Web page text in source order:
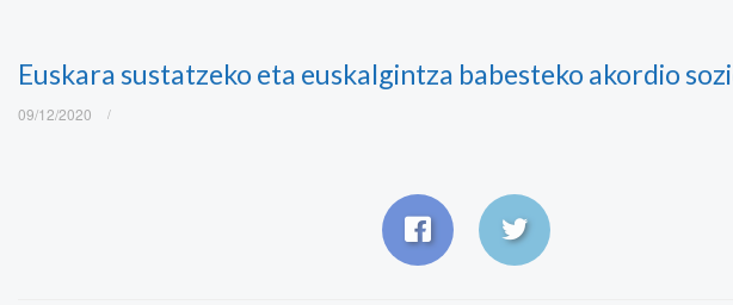
Euskara sustatzeko eta euskalgintza babesteko akordio
09/12/2020